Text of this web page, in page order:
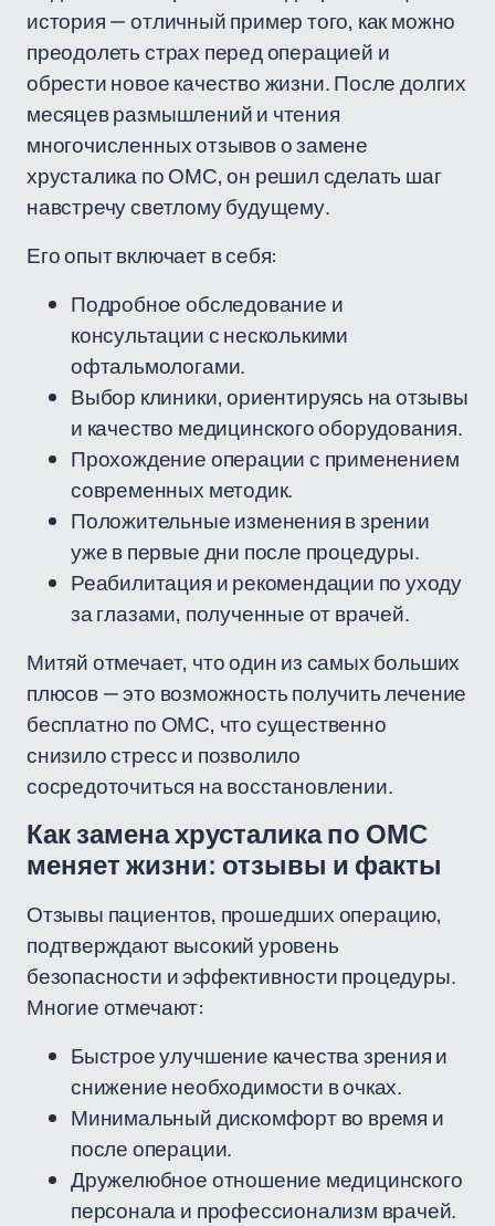
история — отличный пример того, как можно
преодолеть страх перед операцией и
обрести новое качество жизни. После долгих
месяцев размышлений и чтения
многочисленных отзывов о замене
хрусталика по ОМС, он решил сделать шаг
навстречу светлому будущему.
Его опыт включает в себя:
Подробное обследование и
консультации с несколькими
офтальмологами.
Выбор клиники, ориентируясь на отзывы
и качество медицинского оборудования.
Прохождение операции с применением
современных методик.
Положительные изменения в зрении
уже в первые дни после процедуры.
Реабилитация и рекомендации по уходу
за глазами, полученные от врачей.
Митяй отмечает, что один из самых больших
плюсов — это возможность получить лечение
бесплатно по ОМС, что существенно
снизило стресс и позволило
сосредоточиться на восстановлении.
Как замена хрусталика по ОМС
меняет жизни: отзывы и факты
Отзывы пациентов, прошедших операцию,
подтверждают высокий уровень
безопасности и эффективности процедуры.
Многие отмечают:
Быстрое улучшение качества зрения и
снижение необходимости в очках.
Минимальный дискомфорт во время и
после операции.
Дружелюбное отношение медицинского
персонала и профессионализм врачей.